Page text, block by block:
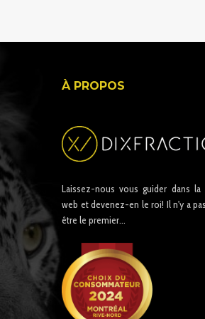
À PROPOS
Laissez-nous vous guider dans la
web et devenez-en le roi! Il n'y a
être le premier...